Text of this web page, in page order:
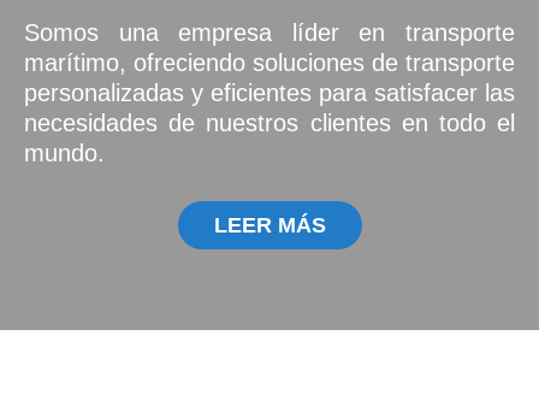
Somos una empresa líder en transporte
marítimo, ofreciendo soluciones de transporte
personalizadas y eficientes para satisfacer las
necesidades de nuestros clientes en todo el
mundo.
LEER MÁS